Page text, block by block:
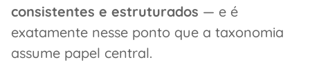
consistentes e estruturados — e é
exatamente nesse ponto que a taxonomia
assume papel central.